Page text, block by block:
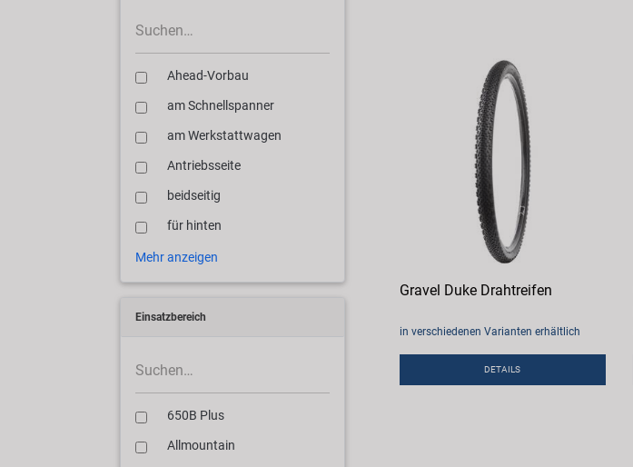
Ahead-Vorbau
am Schnellspanner
am Werkstattwagen
Antriebsseite
beidseitig
für hinten
Mehr anzeigen
Einsatzbereich
650B Plus
Allmountain
Gravel Duke Drahtreifen
in verschiedenen Varianten erhältlich
DETAILS